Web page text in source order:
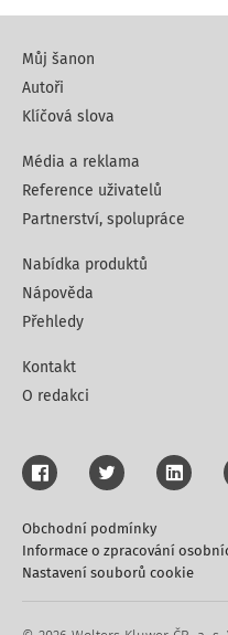
Můj šanon
Autoři
Klíčová slova
Média a reklama
Reference uživatelů
Partnerství, spolupráce
Nabídka produktů
Nápověda
Přehledy
Kontakt
O redakci
Obchodní podmínky
Informace o zpracování
Nastavení souborů cookie